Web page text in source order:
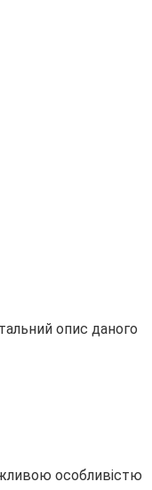
опис даного
особливістю